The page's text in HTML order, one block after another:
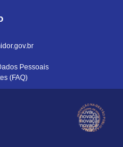
Pessoais
(FAQ)